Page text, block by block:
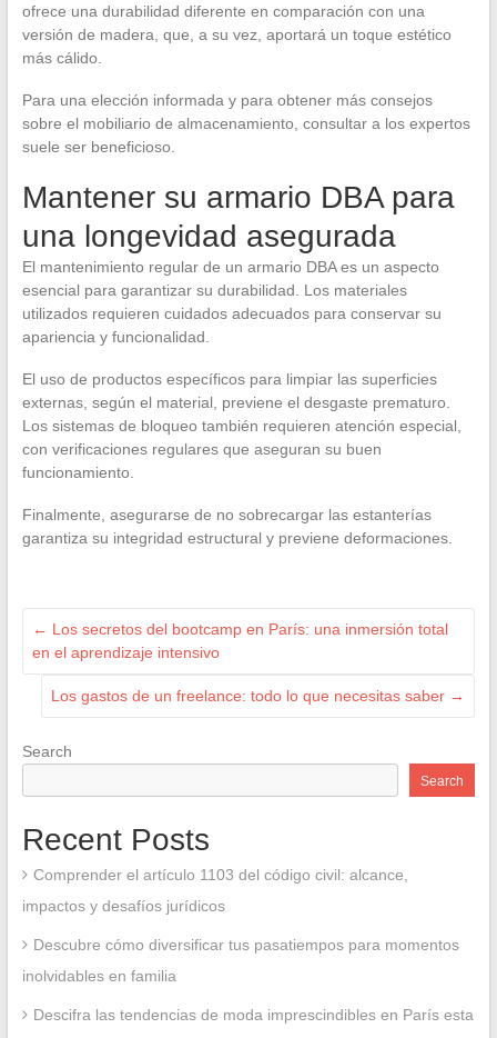
ofrece una durabilidad diferente en comparación con una
versión de madera, que, a su vez, aportará un toque estético
más cálido.
Para una elección informada y para obtener más consejos
sobre el mobiliario de almacenamiento, consultar a los expertos
suele ser beneficioso.
Mantener su armario DBA para
una longevidad asegurada
El mantenimiento regular de un armario DBA es un aspecto
esencial para garantizar su durabilidad. Los materiales
utilizados requieren cuidados adecuados para conservar su
apariencia y funcionalidad.
El uso de productos específicos para limpiar las superficies
externas, según el material, previene el desgaste prematuro.
Los sistemas de bloqueo también requieren atención especial,
con verificaciones regulares que aseguran su buen
funcionamiento.
Finalmente, asegurarse de no sobrecargar las estanterías
garantiza su integridad estructural y previene deformaciones.
← Los secretos del bootcamp en París: una inmersión total
en el aprendizaje intensivo
Los gastos de un freelance: todo lo que necesitas saber →
Search
Search
Recent Posts
Comprender el artículo 1103 del código civil: alcance,
impactos y desafíos jurídicos
Descubre cómo diversificar tus pasatiempos para momentos
inolvidables en familia
Descifra las tendencias de moda imprescindibles en París esta